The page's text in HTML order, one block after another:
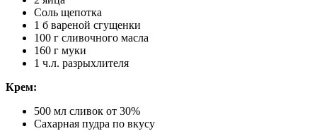
Соль щепотка
1 б вареной сгущенки
100 г сливочного масла
160 г муки
1 ч.л. разрыхлителя
Крем:
500 мл сливок от 30%
Сахарная пудра по вкусу